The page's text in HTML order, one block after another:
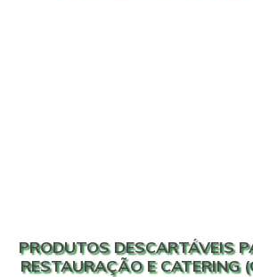
PRODUTOS DESCARTÁVEIS
RESTAURAÇÃO E CATERING